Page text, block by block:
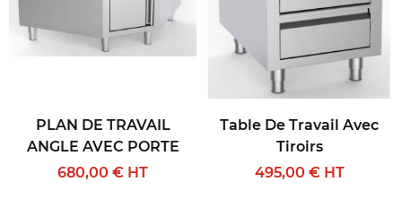
PLAN DE TRAVAIL
ANGLE AVEC PORTE
680,00 € HT
Table De Travail Avec
Tiroirs
495,00 € HT